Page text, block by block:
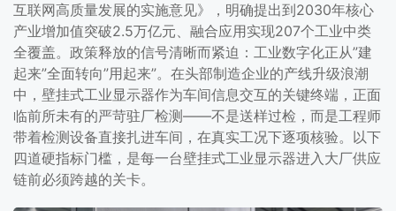
互联网高质量发展的实施意见》，明确提出到2030年核心
产业增加值突破2.5万亿元、融合应用实现207个工业中类
全覆盖。政策释放的信号清晰而紧迫：工业数字化正从”建
起来”全面转向”用起来”。在头部制造企业的产线升级浪潮
中，壁挂式工业显示器作为车间信息交互的关键终端，正面
临前所未有的严苛驻厂检测——不是送样过检，而是工程师
带着检测设备直接扎进车间，在真实工况下逐项核验。以下
四道硬指标门槛，是每一台壁挂式工业显示器进入大厂供应
链前必须跨越的关卡。